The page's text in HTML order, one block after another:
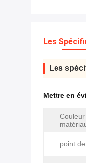
Les
Les
Mettre en
Couleur
point